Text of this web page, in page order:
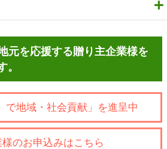
元を応援する贈り主企業様を
で地域・社会貢献」を進呈中
のお申込みはこちら